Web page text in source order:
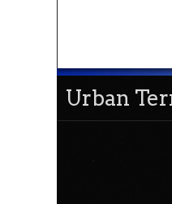
Urban